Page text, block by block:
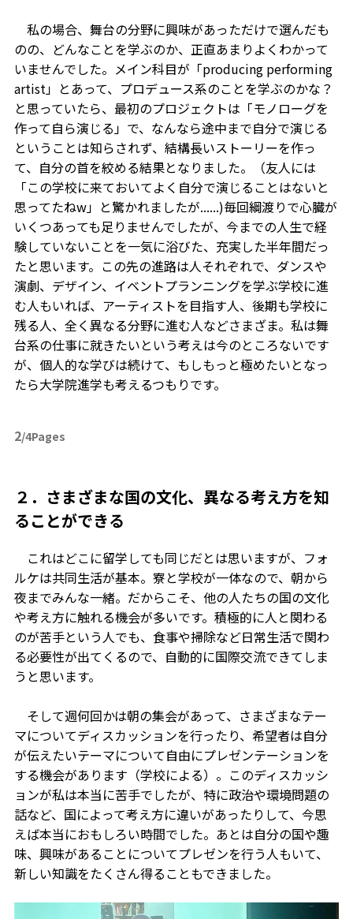
私の場合、舞台の分野に興味があっただけで選んだも
のの、どんなことを学ぶのか、正直あまりよくわかって
いませんでした。メイン科目が「producing performing
artist」とあって、プロデュース系のことを学ぶのかな？
と思っていたら、最初のプロジェクトは「モノローグを
作って自ら演じる」で、なんなら途中まで自分で演じる
ということは知らされず、結構長いストーリーを作っ
て、自分の首を絞める結果となりました。（友人には
「この学校に来ておいてよく自分で演じることはないと
思ってたねw」と驚かれましたが......)毎回綱渡りで心臓が
いくつあっても足りませんでしたが、今までの人生で経
験していないことを一気に浴びた、充実した半年間だっ
たと思います。この先の進路は人それぞれで、ダンスや
演劇、デザイン、イベントプランニングを学ぶ学校に進
む人もいれば、アーティストを目指す人、後期も学校に
残る人、全く異なる分野に進む人などさまざま。私は舞
台系の仕事に就きたいという考えは今のところないです
が、個人的な学びは続けて、もしもっと極めたいとなっ
たら大学院進学も考えるつもりです。
2/4Pages
２．さまざまな国の文化、異なる考え方を知
ることができる
これはどこに留学しても同じだとは思いますが、フォ
ルケは共同生活が基本。寮と学校が一体なので、朝から
夜までみんな一緒。だからこそ、他の人たちの国の文化
や考え方に触れる機会が多いです。積極的に人と関わる
のが苦手という人でも、食事や掃除など日常生活で関わ
る必要性が出てくるので、自動的に国際交流できてしま
うと思います。
そして週何回かは朝の集会があって、さまざまなテー
マについてディスカッションを行ったり、希望者は自分
が伝えたいテーマについて自由にプレゼンテーションを
する機会があります（学校による）。このディスカッシ
ョンが私は本当に苦手でしたが、特に政治や環境問題の
話など、国によって考え方に違いがあったりして、今思
えば本当におもしろい時間でした。あとは自分の国や趣
味、興味があることについてプレゼンを行う人もいて、
新しい知識をたくさん得ることもできました。